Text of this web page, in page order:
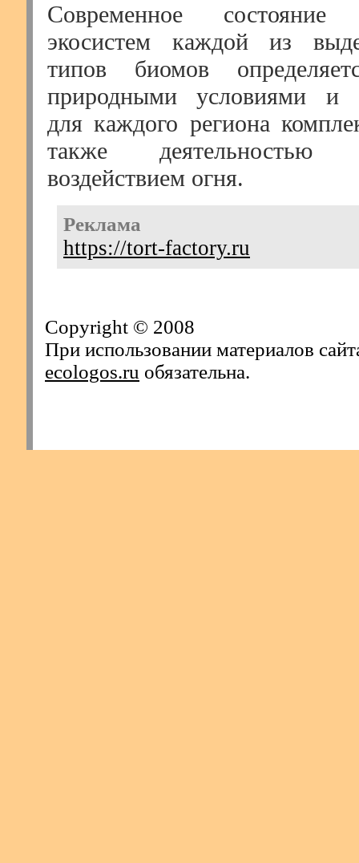
Современное
экосистем каждой из
типов биомов
природными условиями и
для каждого региона
также
воздействием огня.
Реклама
https://tort-factory.ru
Copyright © 2008
При использовании материалов
ecologos.ru обязательна.